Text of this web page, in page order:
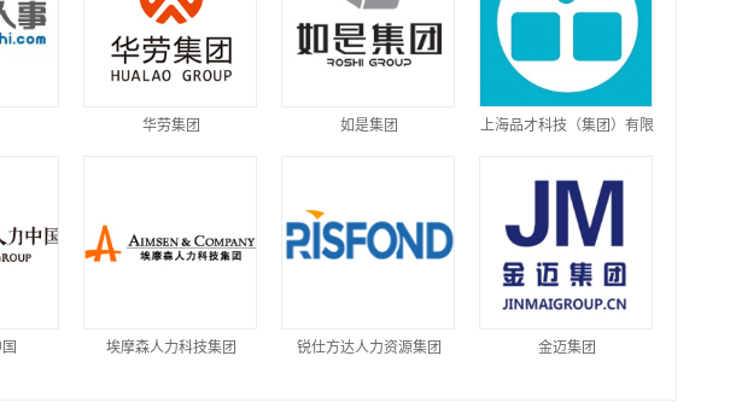
华劳集团 如是集团 上海品才科技（集团）有限
埃摩森人力科技集团 锐仕方达人力资源集团 金迈集团